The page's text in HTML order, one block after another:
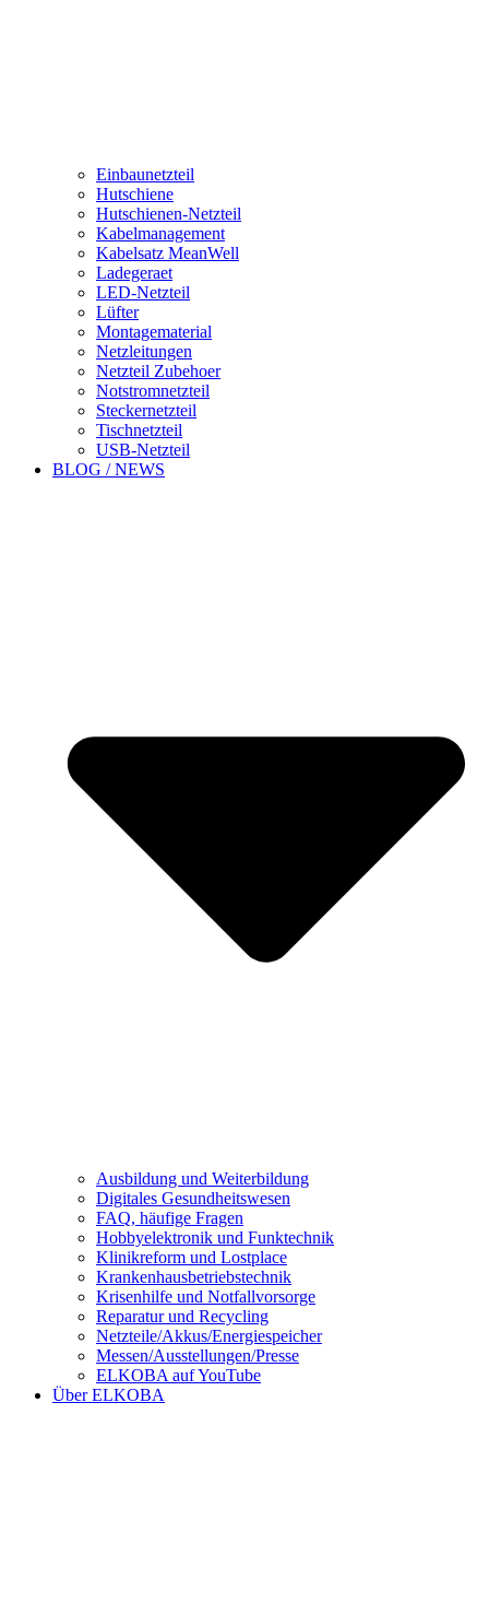
Einbaunetzteil
Hutschiene
Hutschienen-Netzteil
Kabelmanagement
Kabelsatz MeanWell
Ladegeraet
LED-Netzteil
Lüfter
Montagematerial
Netzleitungen
Netzteil Zubehoer
Notstromnetzteil
Steckernetzteil
Tischnetzteil
USB-Netzteil
BLOG / NEWS
Ausbildung und Weiterbildung
Digitales Gesundheitswesen
FAQ, häufige Fragen
Hobbyelektronik und Funktechnik
Klinikreform und Lostplace
Krankenhausbetriebstechnik
Krisenhilfe und Notfallvorsorge
Reparatur und Recycling
Netzteile/Akkus/Energiespeicher
Messen/Ausstellungen/Presse
ELKOBA auf YouTube
Über ELKOBA